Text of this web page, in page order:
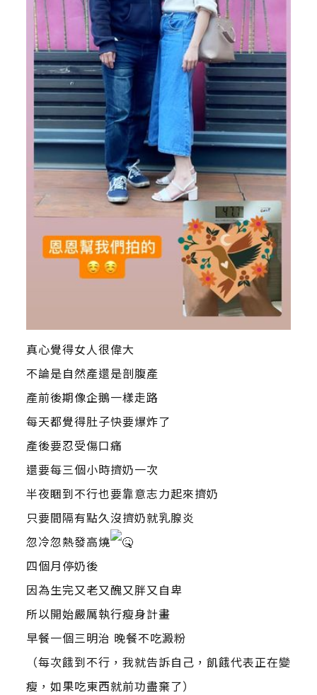
真心覺得女人很偉大
不論是自然產還是剖腹產
產前後期像企鵝一樣走路
每天都覺得肚子快要爆炸了
產後要忍受傷口痛
還要每三個小時擠奶一次
半夜睏到不行也要靠意志力起來擠奶
只要間隔有點久沒擠奶就乳腺炎
忽冷忽熱發高燒
四個月停奶後
因為生完又老又醜又胖又自卑
所以開始嚴厲執行瘦身計畫
早餐一個三明治 晚餐不吃澱粉
（每次餓到不行，我就告訴自己，飢餓代表正在變
瘦，如果吃東西就前功盡棄了）